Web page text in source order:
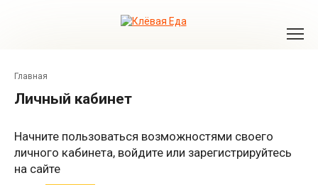
Главная
Личный кабинет
Начните пользоваться возможностями своего
личного кабинета, войдите или зарегистрируйтесь
на сайте